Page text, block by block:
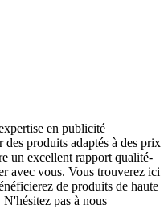
en publicité
produits adaptés à des prix
un excellent rapport qualité-
avec vous. Vous trouverez ici
de produits de haute
pas à nous